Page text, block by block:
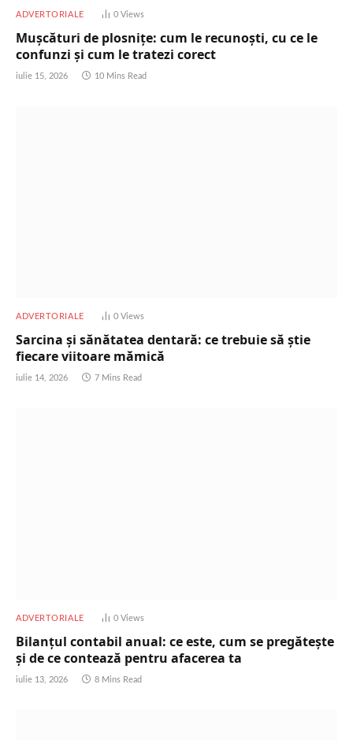
ADVERTORIALE 0 Views
Mușcături de plosnițe: cum le recunoști, cu ce le
confunzi și cum le tratezi corect
iulie 15, 2026 10 Mins Read
ADVERTORIALE 0 Views
Sarcina și sănătatea dentară: ce trebuie să știe
fiecare viitoare mămică
iulie 14, 2026 7 Mins Read
ADVERTORIALE 0 Views
Bilanțul contabil anual: ce este, cum se pregătește
și de ce contează pentru afacerea ta
iulie 13, 2026 8 Mins Read